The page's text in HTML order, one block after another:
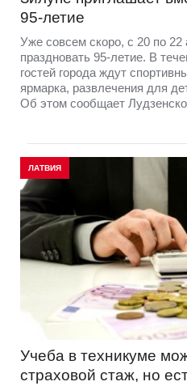
95-летие
Уже совсем скоро, с 20 по 22
праздновать 95-летие. В
гостей города ждут
ярмарка, развлечения для
Об этом сообщает
ЛАТВИЯ
Учеба в техникуме
страховой стаж, но